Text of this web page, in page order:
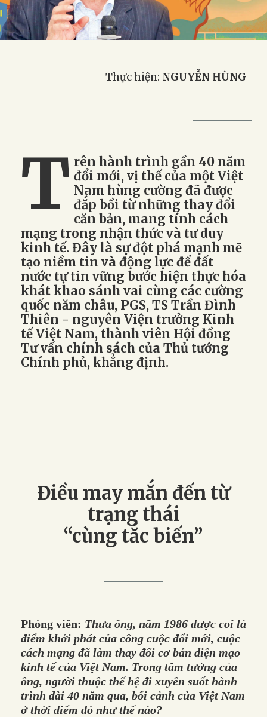
Thực hiện: NGUYỄN HÙNG
T rên hành trình gần 40 năm
đổi mới, vị thế của một Việt
Nam hùng cường đã được
đắp bồi từ những thay đổi
căn bản, mang tính cách
mạng trong nhận thức và tư duy
kinh tế. Đây là sự đột phá mạnh mẽ
tạo niềm tin và động lực để đất
nước tự tin vững bước hiện thực hóa
khát khao sánh vai cùng các cường
quốc năm châu, PGS, TS Trần Đình
Thiên - nguyên Viện trưởng Kinh
tế Việt Nam, thành viên Hội đồng
Tư vấn chính sách của Thủ tướng
Chính phủ, khẳng định.
Điều may mắn đến từ
trạng thái
“cùng tắc biến”
Phóng viên: Thưa ông, năm 1986 được coi là
điểm khởi phát của công cuộc đổi mới, cuộc
cách mạng đã làm thay đổi cơ bản diện mạo
kinh tế của Việt Nam. Trong tâm tưởng của
ông, người thuộc thế hệ đi xuyên suốt hành
trình dài 40 năm qua, bối cảnh của Việt Nam
ở thời điểm đó như thế nào?